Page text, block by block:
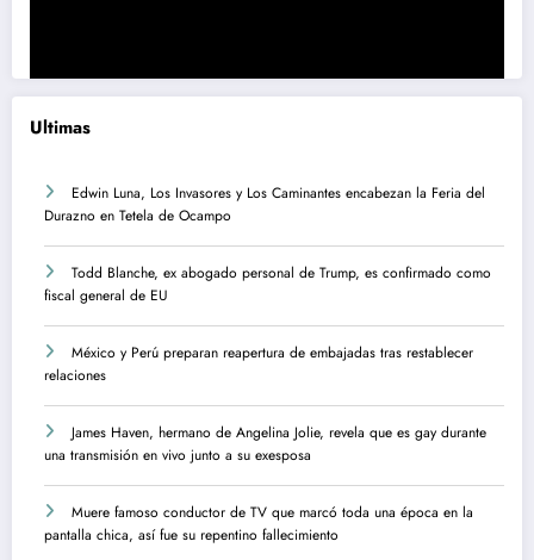
Ultimas
Edwin Luna, Los Invasores y Los Caminantes encabezan la Feria del
Durazno en Tetela de Ocampo
Todd Blanche, ex abogado personal de Trump, es confirmado como
fiscal general de EU
México y Perú preparan reapertura de embajadas tras restablecer
relaciones
James Haven, hermano de Angelina Jolie, revela que es gay durante
una transmisión en vivo junto a su exesposa
Muere famoso conductor de TV que marcó toda una época en la
pantalla chica, así fue su repentino fallecimiento